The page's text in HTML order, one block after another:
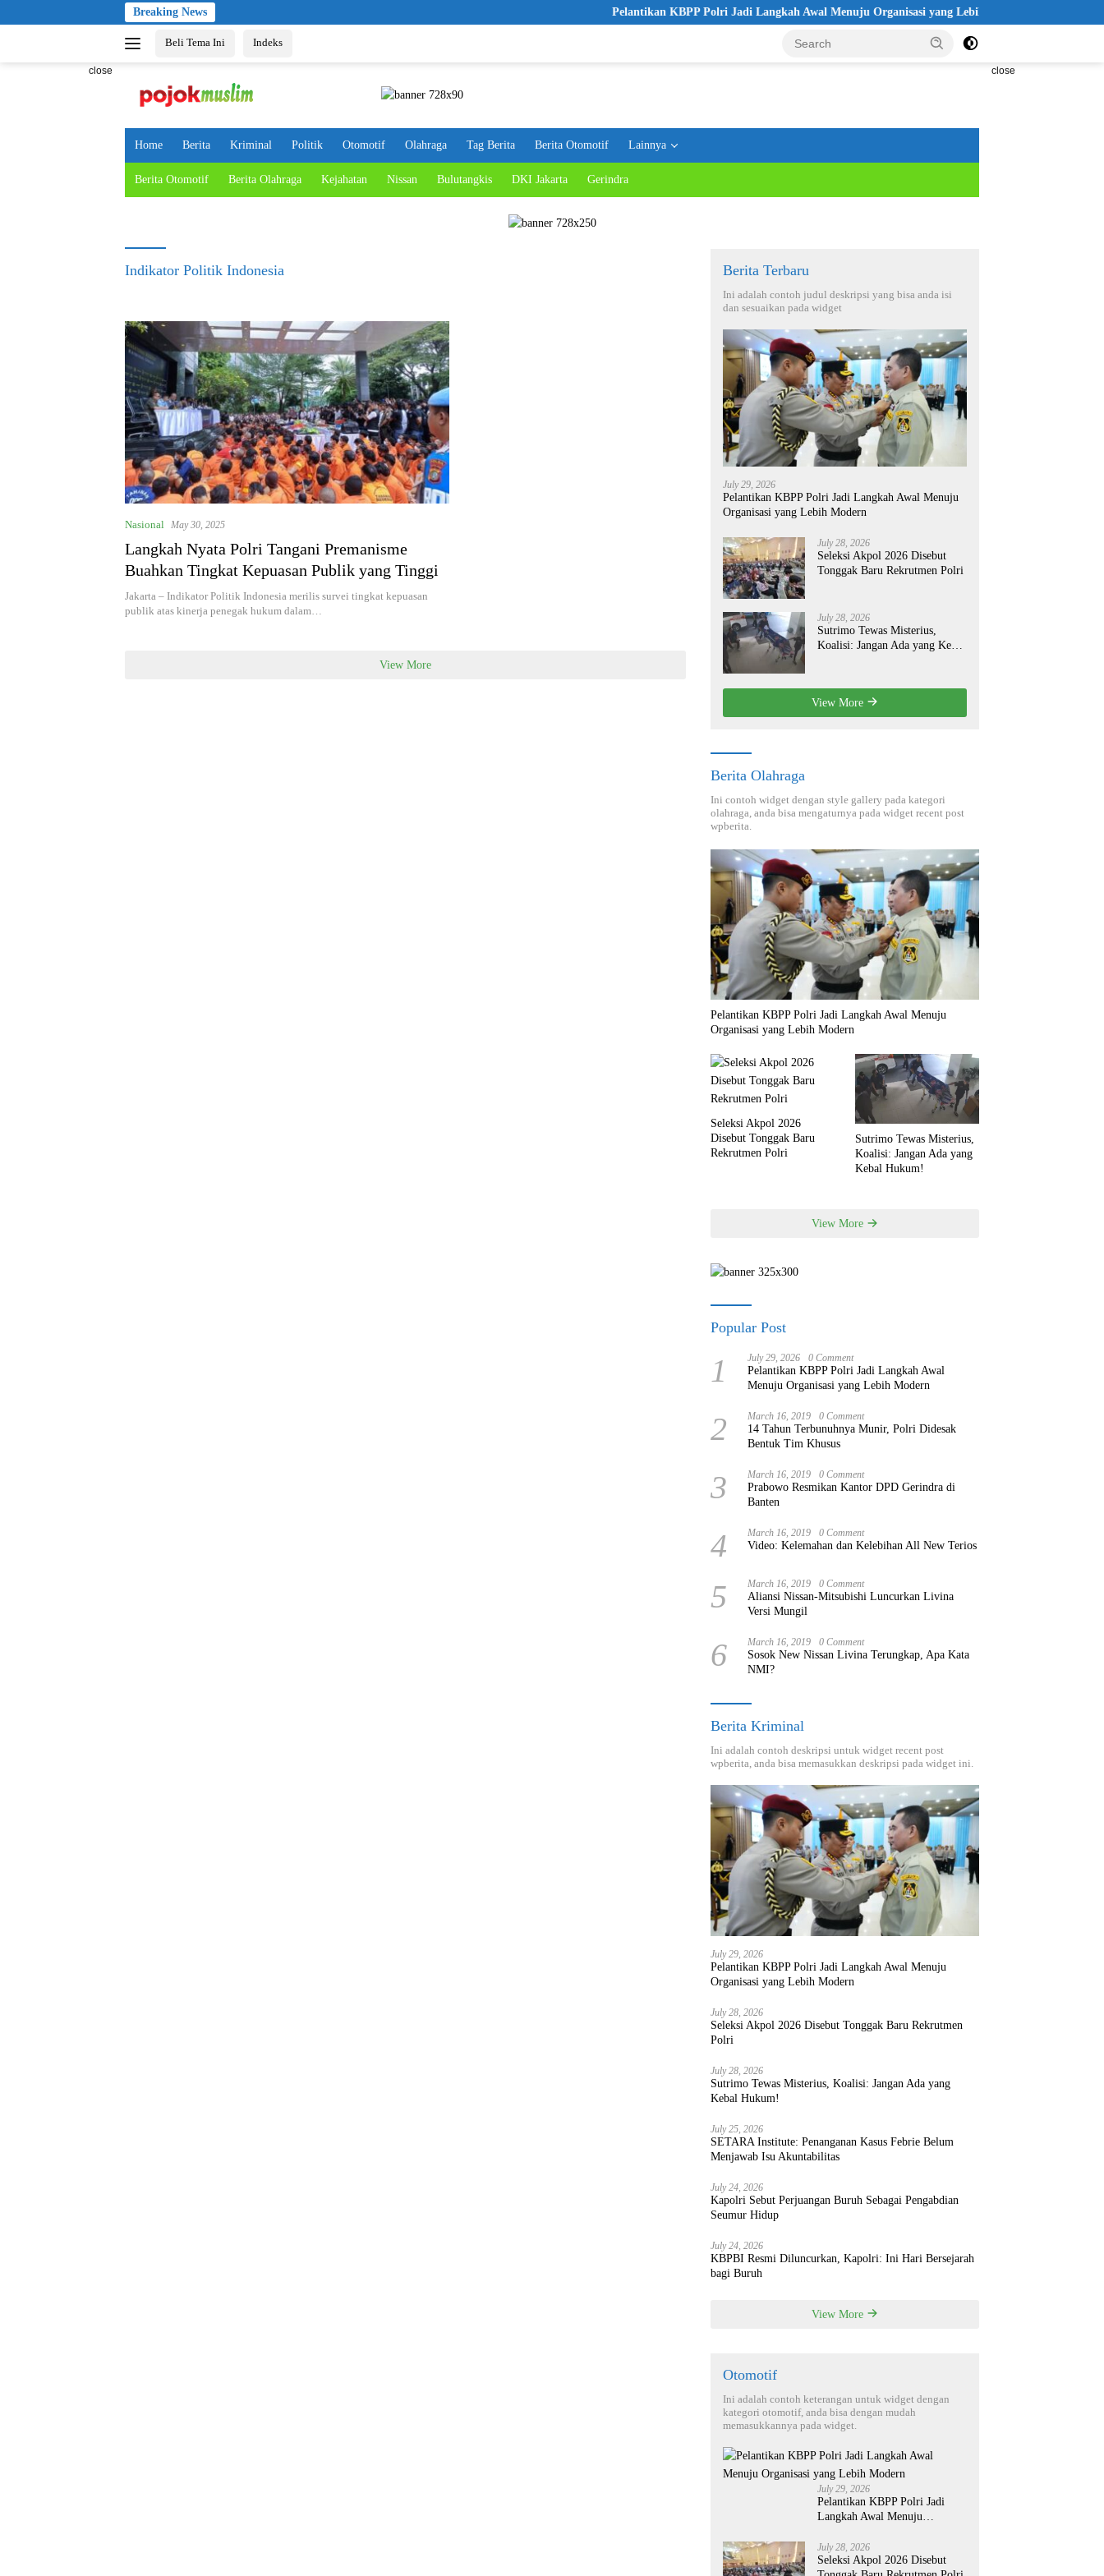
to
Breaking News Pelantikan KBPP Polri Jadi Langkah Awal Menuju Organisasi yang Lebih Modern
Beli Tema Ini Indeks
close close
Home Berita Kriminal Politik Otomotif Olahraga Tag Berita Berita Otomotif Lainnya
Berita Otomotif Berita Olahraga Kejahatan Nissan Bulutangkis DKI Jakarta Gerindra
Indikator Politik Indonesia
Nasional May 30, 2025
Langkah Nyata Polri Tangani Premanisme
Buahkan Tingkat Kepuasan Publik yang Tinggi
Jakarta – Indikator Politik Indonesia merilis survei tingkat kepuasan
publik atas kinerja penegak hukum dalam…
View More
Berita Terbaru
Ini adalah contoh judul deskripsi yang bisa anda isi
dan sesuaikan pada widget
July 29, 2026
Pelantikan KBPP Polri Jadi Langkah Awal Menuju
Organisasi yang Lebih Modern
July 28, 2026
Seleksi Akpol 2026 Disebut
Tonggak Baru Rekrutmen Polri
July 28, 2026
Sutrimo Tewas Misterius,
Koalisi: Jangan Ada yang Kebal
View More
Berita Olahraga
Ini contoh widget dengan style gallery pada kategori
olahraga, anda bisa mengaturnya pada widget recent post
wpberita.
Pelantikan KBPP Polri Jadi Langkah Awal Menuju
Organisasi yang Lebih Modern
Seleksi Akpol 2026
Disebut Tonggak Baru
Rekrutmen Polri
Sutrimo Tewas Misterius,
Koalisi: Jangan Ada yang
Kebal Hukum!
View More
Popular Post
1 July 29, 2026 0 Comment
Pelantikan KBPP Polri Jadi Langkah Awal
Menuju Organisasi yang Lebih Modern
2 March 16, 2019 0 Comment
14 Tahun Terbunuhnya Munir, Polri Didesak
Bentuk Tim Khusus
3 March 16, 2019 0 Comment
Prabowo Resmikan Kantor DPD Gerindra di
Banten
4 March 16, 2019 0 Comment
Video: Kelemahan dan Kelebihan All New Terios
5 March 16, 2019 0 Comment
Aliansi Nissan-Mitsubishi Luncurkan Livina
Versi Mungil
6 March 16, 2019 0 Comment
Sosok New Nissan Livina Terungkap, Apa Kata
NMI?
Berita Kriminal
Ini adalah contoh deskripsi untuk widget recent post
wpberita, anda bisa memasukkan deskripsi pada widget ini.
July 29, 2026
Pelantikan KBPP Polri Jadi Langkah Awal Menuju
Organisasi yang Lebih Modern
July 28, 2026
Seleksi Akpol 2026 Disebut Tonggak Baru Rekrutmen
Polri
July 28, 2026
Sutrimo Tewas Misterius, Koalisi: Jangan Ada yang
Kebal Hukum!
July 25, 2026
SETARA Institute: Penanganan Kasus Febrie Belum
Menjawab Isu Akuntabilitas
July 24, 2026
Kapolri Sebut Perjuangan Buruh Sebagai Pengabdian
Seumur Hidup
July 24, 2026
KBPBI Resmi Diluncurkan, Kapolri: Ini Hari Bersejarah
bagi Buruh
View More
Otomotif
Ini adalah contoh keterangan untuk widget dengan
kategori otomotif, anda bisa dengan mudah
memasukkannya pada widget.
July 29, 2026
Pelantikan KBPP Polri Jadi
Langkah Awal Menuju
July 28, 2026
Seleksi Akpol 2026 Disebut